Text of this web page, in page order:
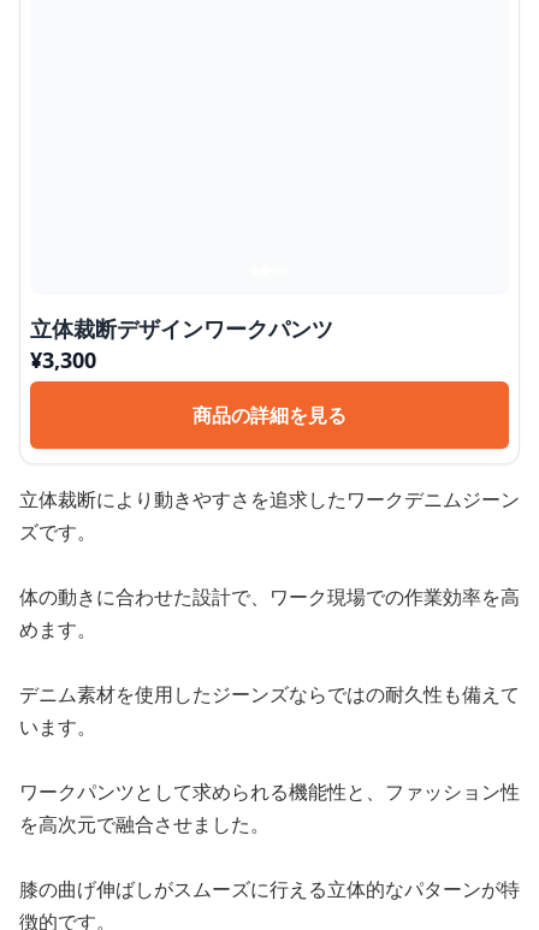
立体裁断デザインワークパンツ
¥3,300
商品の詳細を見る
立体裁断により動きやすさを追求したワークデニムジーン
ズです。
体の動きに合わせた設計で、ワーク現場での作業効率を高
めます。
デニム素材を使用したジーンズならではの耐久性も備えて
います。
ワークパンツとして求められる機能性と、ファッション性
を高次元で融合させました。
膝の曲げ伸ばしがスムーズに行える立体的なパターンが特
徴的です。